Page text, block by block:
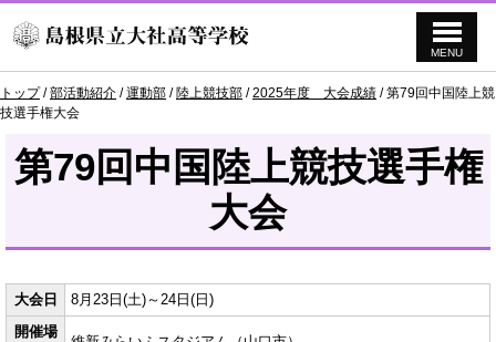
MENU
現
在
置：
トップ/部活動紹介 /運動部 / 陸上競技部 /2025年度 大会成績 /第79回中国陸上競
技選手権大会
第79回中国陸上競技選手権
大会
大会日
8月23日(土)～24日(日)
開催場